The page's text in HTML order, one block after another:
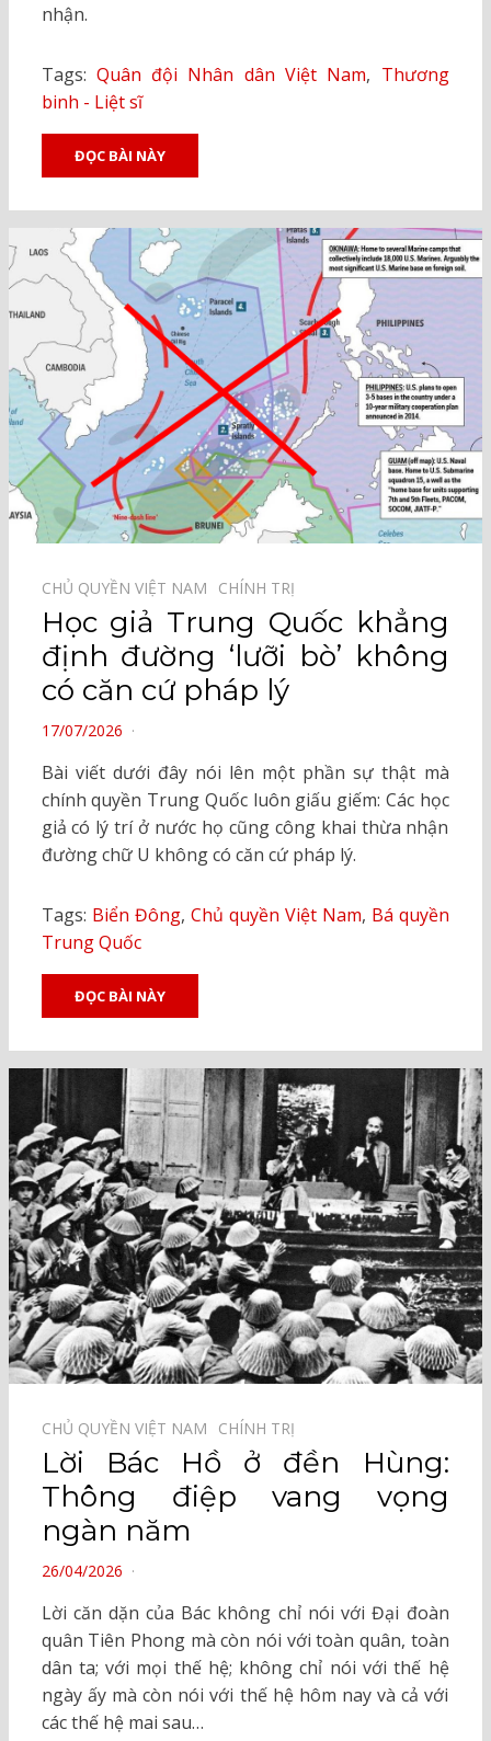
nhận.
Tags: Quân đội Nhân dân Việt Nam, Thương
binh - Liệt sĩ
ĐỌC BÀI NÀY
CHỦ QUYỀN VIỆT NAM⠀ CHÍNH TRỊ⠀
Học giả Trung Quốc khẳng
định đường ‘lưỡi bò’ không
có căn cứ pháp lý
POSTED
17/07/2026
Bài viết dưới đây nói lên một phần sự thật mà
chính quyền Trung Quốc luôn giấu giếm: Các học
giả có lý trí ở nước họ cũng công khai thừa nhận
đường chữ U không có căn cứ pháp lý.
Tags: Biển Đông, Chủ quyền Việt Nam, Bá quyền
Trung Quốc
ĐỌC BÀI NÀY
CHỦ QUYỀN VIỆT NAM⠀ CHÍNH TRỊ⠀
Lời Bác Hồ ở đền Hùng:
Thông điệp vang vọng
ngàn năm
POSTED
26/04/2026
Lời căn dặn của Bác không chỉ nói với Đại đoàn
quân Tiên Phong mà còn nói với toàn quân, toàn
dân ta; với mọi thế hệ; không chỉ nói với thế hệ
ngày ấy mà còn nói với thế hệ hôm nay và cả với
các thế hệ mai sau…